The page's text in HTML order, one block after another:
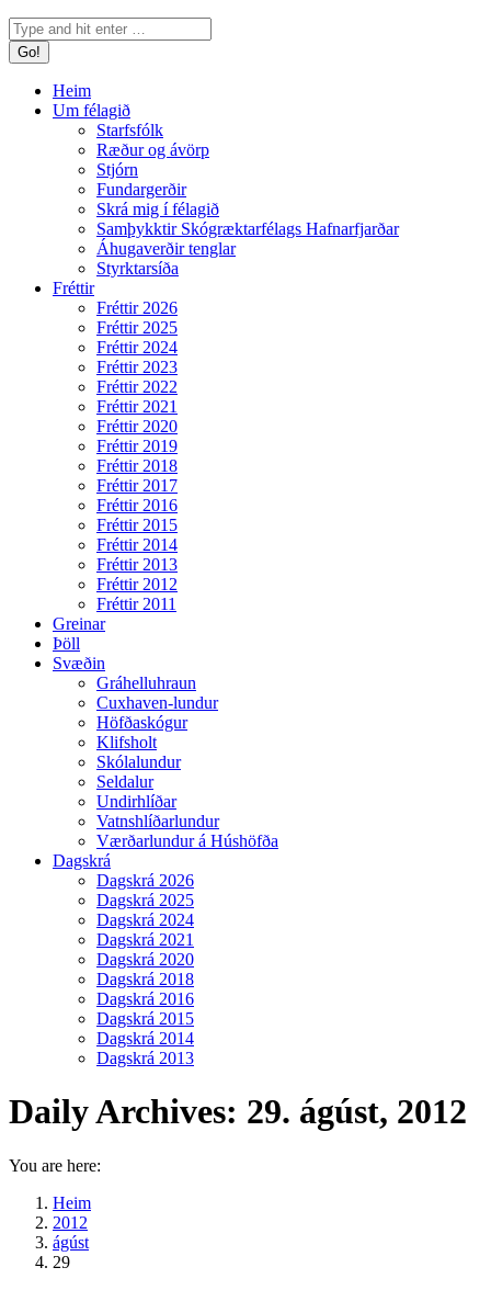
Search:
Heim
Um félagið
Starfsfólk
Ræður og ávörp
Stjórn
Fundargerðir
Skrá mig í félagið
Samþykktir Skógræktarfélags Hafnarfjarðar
Áhugaverðir tenglar
Styrktarsíða
Fréttir
Fréttir 2026
Fréttir 2025
Fréttir 2024
Fréttir 2023
Fréttir 2022
Fréttir 2021
Fréttir 2020
Fréttir 2019
Fréttir 2018
Fréttir 2017
Fréttir 2016
Fréttir 2015
Fréttir 2014
Fréttir 2013
Fréttir 2012
Fréttir 2011
Greinar
Þöll
Svæðin
Gráhelluhraun
Cuxhaven-lundur
Höfðaskógur
Klifsholt
Skólalundur
Seldalur
Undirhlíðar
Vatnshlíðarlundur
Værðarlundur á Húshöfða
Dagskrá
Dagskrá 2026
Dagskrá 2025
Dagskrá 2024
Dagskrá 2021
Dagskrá 2020
Dagskrá 2018
Dagskrá 2016
Dagskrá 2015
Dagskrá 2014
Dagskrá 2013
Daily Archives: 29. ágúst, 2012
You are here:
Heim
2012
ágúst
29